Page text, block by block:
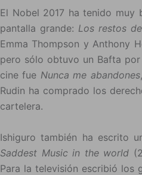
El Nobel 2017 ha tenido muy
pantalla grande: Los restos
Emma Thompson y Anthony
pero sólo obtuvo un Bafta
cine fue Nunca me abandones
Rudin ha comprado los
cartelera.
Ishiguro también ha escrito
Saddest Music in the world
Para la televisión escribió los